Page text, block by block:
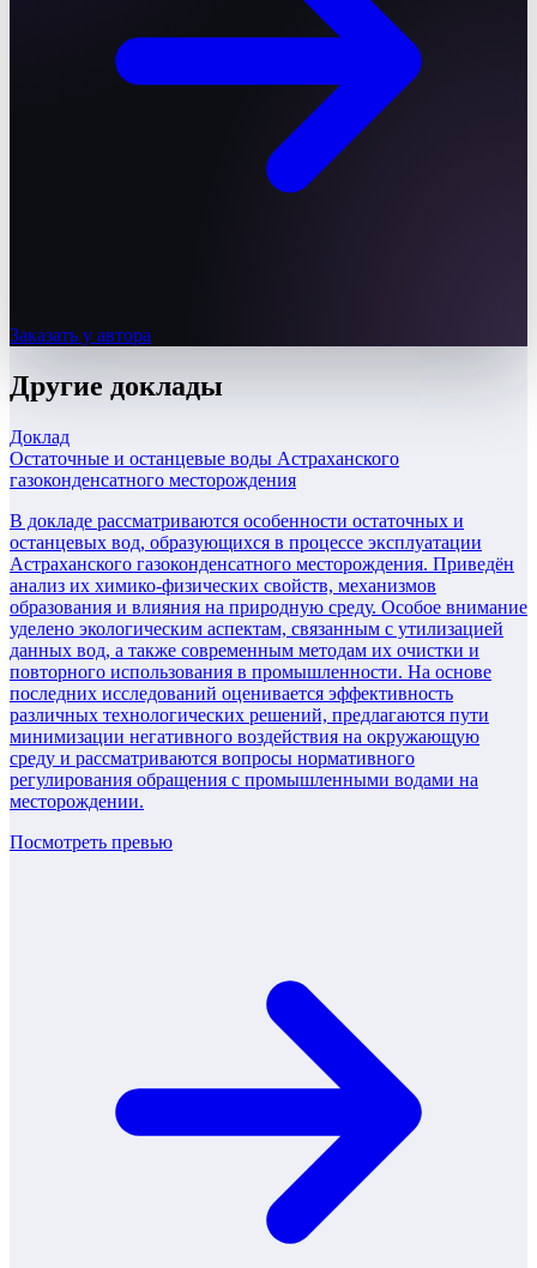
Заказать у автора
Другие доклады
Доклад
Остаточные и останцевые воды Астраханского
газоконденсатного месторождения
В докладе рассматриваются особенности остаточных и
останцевых вод, образующихся в процессе эксплуатации
Астраханского газоконденсатного месторождения. Приведён
анализ их химико-физических свойств, механизмов
образования и влияния на природную среду. Особое внимание
уделено экологическим аспектам, связанным с утилизацией
данных вод, а также современным методам их очистки и
повторного использования в промышленности. На основе
последних исследований оценивается эффективность
различных технологических решений, предлагаются пути
минимизации негативного воздействия на окружающую
среду и рассматриваются вопросы нормативного
регулирования обращения с промышленными водами на
месторождении.
Посмотреть превью